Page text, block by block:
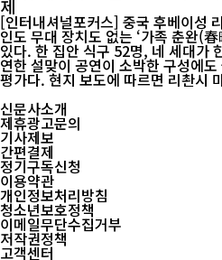
제
[인터내셔널포커스] 중국 후베이성
인도 무대 장치도 없는 ‘가족 춘완(
있다. 한 집안 식구 52명, 네 세대가
연한 설맞이 공연이 소박한 구성에
평가다. 현지 보도에 따르면 리촨시
신문사소개
제휴광고문의
기사제보
간편결제
정기구독신청
이용약관
개인정보처리방침
청소년보호정책
이메일무단수집거부
저작권정책
고객센터